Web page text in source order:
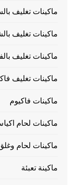
ماكينات تغليف
ماكينات تغليف
ماكينات تغليف
ماكينات تغليف
ماكينات فاكيوم
ماكينات لحام
ماكينات لحام
ماكينة تعبئة